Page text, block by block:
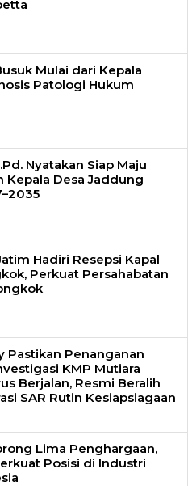
Mulai dari Kepala
Patologi Hukum
Nyatakan Siap Maju
Kepala Desa Jaddung
Hadiri Resepsi Kapal
Perkuat Persahabatan
Pastikan Penanganan
KMP Mutiara
Berjalan, Resmi Beralih
SAR Rutin Kesiapsiagaan
Lima Penghargaan,
Posisi di Industri